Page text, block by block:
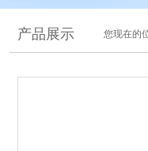
产品展示 您现在的